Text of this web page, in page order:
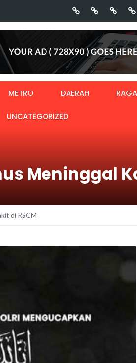
METRO DAERAH
UNCATEGORIZED
Meninggal
di RSCM